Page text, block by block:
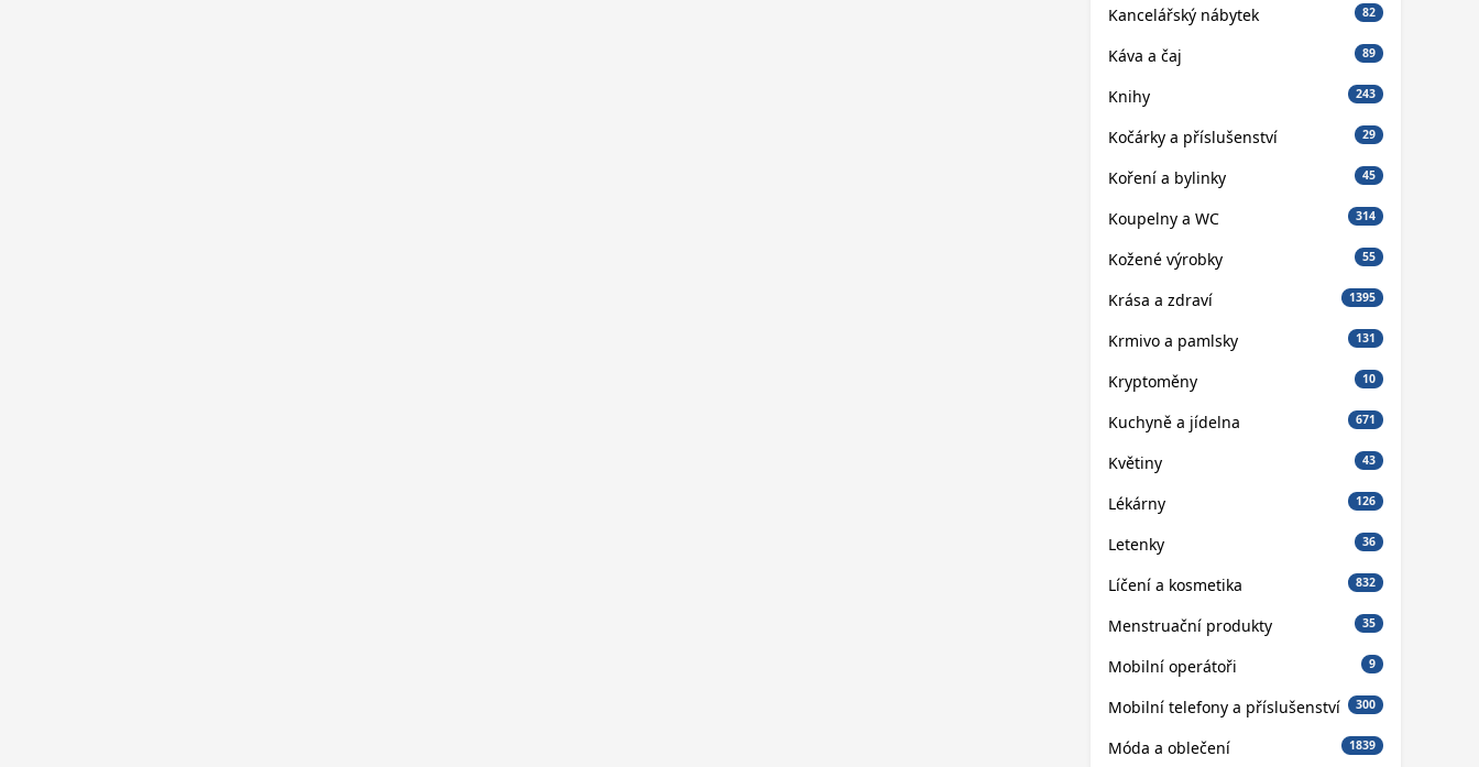
Kancelářský nábytek 82
Káva a čaj 89
Knihy 243
Kočárky a příslušenství 29
Koření a bylinky 45
Koupelny a WC 314
Kožené výrobky 55
Krása a zdraví 1395
Krmivo a pamlsky 131
Kryptoměny 10
Kuchyně a jídelna 671
Květiny 43
Lékárny 126
Letenky 36
Líčení a kosmetika 832
Menstruační produkty 35
Mobilní operátoři 9
Mobilní telefony a příslušenství 300
Móda a oblečení 1839